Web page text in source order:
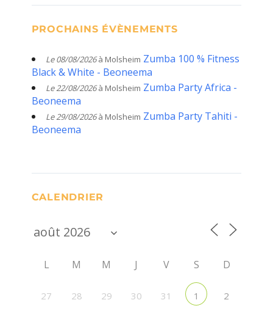
PROCHAINS ÉVÈNEMENTS
Le 08/08/2026à Molsheim Zumba 100 % Fitness
Black & White - Beoneema
Le 22/08/2026à Molsheim Zumba Party Africa -
Beoneema
Le 29/08/2026à Molsheim Zumba Party Tahiti -
Beoneema
CALENDRIER
L M M J V S D
27 28 29 30 31 1 2